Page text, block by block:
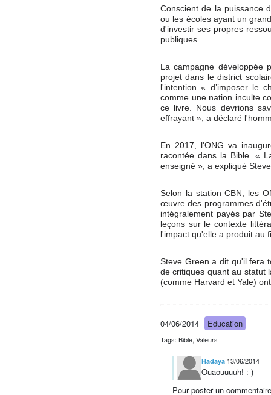
Conscient de la puissance
ou les écoles ayant un
d'investir ses propres
publiques.
La campagne développée
projet dans le district
l'intention « d’imposer le
comme une nation inculte
ce livre. Nous devrions
effrayant », a déclaré
En 2017, l'ONG va
racontée dans la Bible. «
enseigné », a expliqué
Selon la station CBN, les
œuvre des programmes
intégralement payés par
leçons sur le contexte
l'impact qu'elle a produit au
Steve Green a dit qu'il fera
de critiques quant au statut
(comme Harvard et Yale)
04/06/2014 Education
Tags: Bible, Valeurs
Hadaya 13/06/2014
Ouaouuuuh! :-)
Pour poster un